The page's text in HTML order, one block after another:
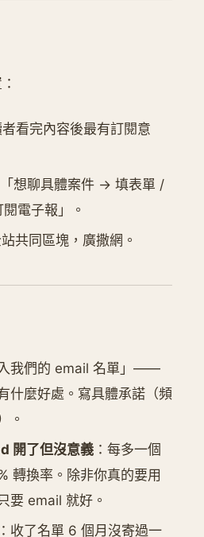
者看完內容後最有訂閱意
想聊具體案件 → 填表單 /
電子報」。
站共同區塊，廣撒網。
入我們的 email 名單」——
什麼好處。寫具體承諾（頻
。
開了但沒意義 ：每多一個
轉換率。除非你真的要用
要 email 就好。
：收了名單 6 個月沒寄過一